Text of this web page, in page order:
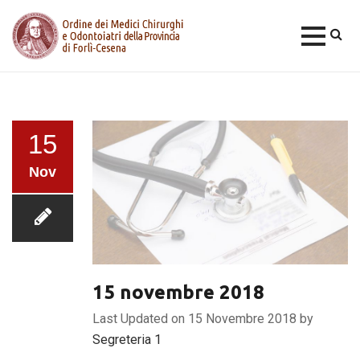
content
15
Nov
15 novembre 2018
Last Updated on 15 Novembre 2018 by
Segreteria 1